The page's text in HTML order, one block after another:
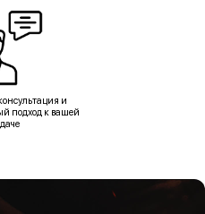
и
подход к вашей